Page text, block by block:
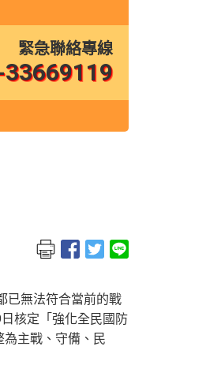
緊急聯絡專線
已無法符合當前的戰
核定「強化全民國防
主戰、守備、民